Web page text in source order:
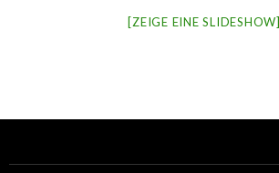
[ZEIGE EINE SLIDESHOW]